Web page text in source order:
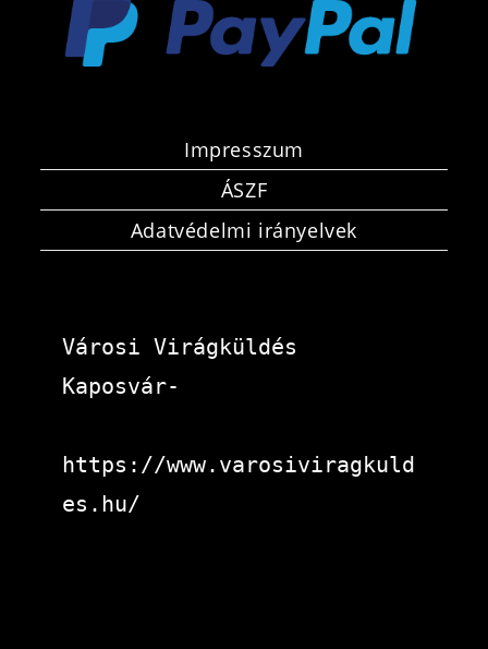
Impresszum
ÁSZF
Adatvédelmi irányelvek
Városi Virágküldés
Kaposvár-
https://www.varosiviragkuld
es.hu/